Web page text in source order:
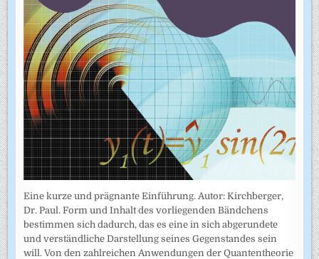
Eine kurze und prägnante Einführung. Autor: Kirchberger,
Dr. Paul. Form und Inhalt des vorliegenden Bändchens
bestimmen sich dadurch, das es eine in sich abgerundete
und verständliche Darstellung seines Gegenstandes sein
will. Von den zahlreichen Anwendungen der Quantentheorie